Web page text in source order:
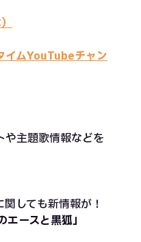
イムYouTubeチャン
主題歌情報などを
しても新情報が！
ースと黒狐」